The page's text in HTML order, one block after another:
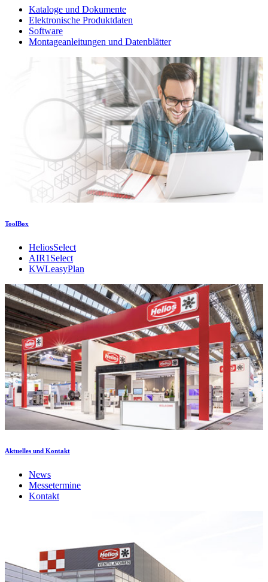
Kataloge und Dokumente
Elektronische Produktdaten
Software
Montageanleitungen und Datenblätter
ToolBox
HeliosSelect
AIR1Select
KWLeasyPlan
Aktuelles und Kontakt
News
Messetermine
Kontakt